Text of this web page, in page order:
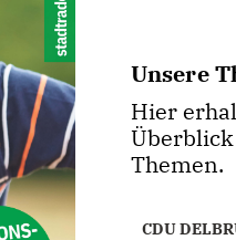
Unsere
Hier
Themen.
CDU